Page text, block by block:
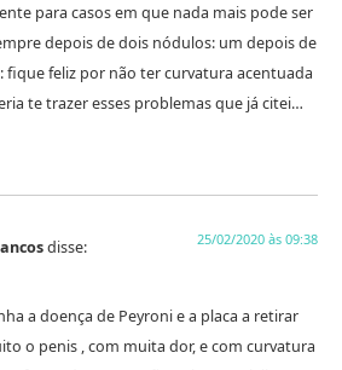
para casos em que nada mais pode ser
depois de dois nódulos: um depois de
fique feliz por não ter curvatura acentuada
te trazer esses problemas que já citei…
disse: 25/02/2020 às 09:38
a doença de Peyroni e a placa a retirar
o penis , com muita dor, e com curvatura